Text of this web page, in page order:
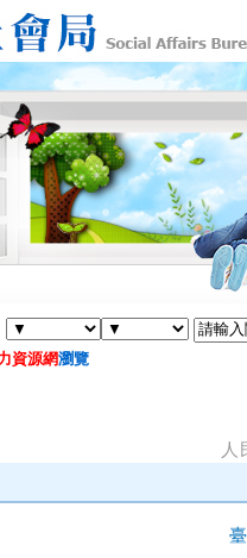
資源網瀏覽